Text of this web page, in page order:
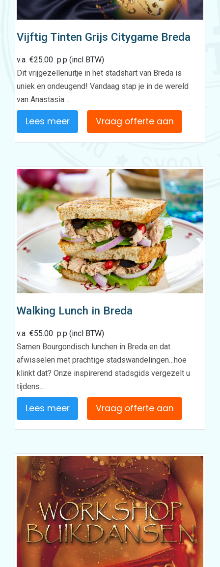
Vijftig Tinten Grijs Citygame Breda
v.a€25.00 p.p (incl BTW)
Dit vrijgezellenuitje in het stadshart van Breda is
uniek en ondeugend! Vandaag stap je in de wereld
van Anastasia…
Lees meer Vraag offerte aan
Walking Lunch in Breda
v.a€55.00 p.p (incl BTW)
Samen Bourgondisch lunchen in Breda en dat
afwisselen met prachtige stadswandelingen…hoe
klinkt dat? Onze inspirerend stadsgids vergezelt u
tijdens…
Lees meer Vraag offerte aan